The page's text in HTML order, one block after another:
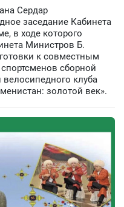
Сердар
заседание Кабинета
в ходе которого
Министров Б.
к совместным
сборной
велосипедного клуба
золотой век».